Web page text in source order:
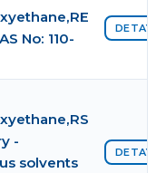
No: 110-
DETAYI
-
solvents
DETAYI